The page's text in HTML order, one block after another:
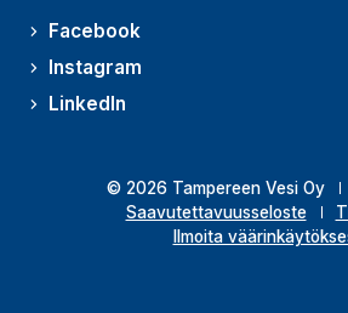
Facebook
Instagram
LinkedIn
© 2026 Tampereen Vesi Oy
Saavutettavuusseloste
Ilmoita